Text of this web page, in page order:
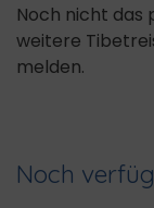
Noch nicht das
weitere
melden.
Noch